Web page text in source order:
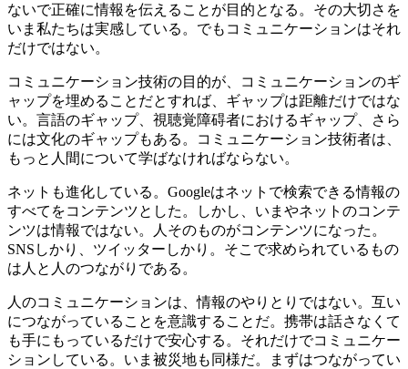
ないで正確に情報を伝えることが目的となる。その大切さを
いま私たちは実感している。でもコミュニケーションはそれ
だけではない。
コミュニケーション技術の目的が、コミュニケーションのギ
ャップを埋めることだとすれば、ギャップは距離だけではな
い。言語のギャップ、視聴覚障碍者におけるギャップ、さら
には文化のギャップもある。コミュニケーション技術者は、
もっと人間について学ばなければならない。
ネットも進化している。Googleはネットで検索できる情報の
すべてをコンテンツとした。しかし、いまやネットのコンテ
ンツは情報ではない。人そのものがコンテンツになった。
SNSしかり、ツイッターしかり。そこで求められているもの
は人と人のつながりである。
人のコミュニケーションは、情報のやりとりではない。互い
につながっていることを意識することだ。携帯は話さなくて
も手にもっているだけで安心する。それだけでコミュニケー
ションしている。いま被災地も同様だ。まずはつながってい